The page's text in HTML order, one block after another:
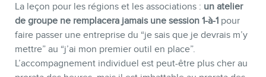
La leçon pour les régions et les associations : un atelier
de groupe ne remplacera jamais une session 1-à-1 pour
faire passer une entreprise du “je sais que je devrais m’y
mettre” au “j’ai mon premier outil en place”.
L’accompagnement individuel est peut-être plus cher au